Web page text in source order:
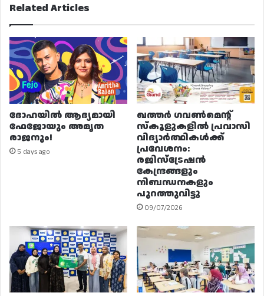
Related Articles
ദോഹയിൽ ആദ്യമായി
ഫേജോയും അമൃത
രാജനും!
5 days ago
ഖത്തർ ഗവൺമെന്റ്
സ്കൂളുകളിൽ പ്രവാസി
വിദ്യാർത്ഥികൾക്ക്
പ്രവേശനം:
രജിസ്ട്രേഷൻ
കേന്ദ്രങ്ങളും
നിബന്ധനകളും
പുറത്തുവിട്ടു
09/07/2026